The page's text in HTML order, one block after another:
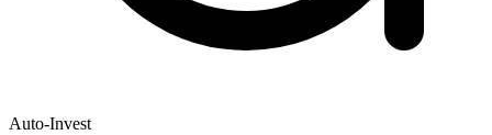
Auto-Invest